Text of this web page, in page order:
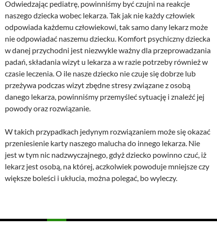
Odwiedzając pediatrę, powinniśmy być czujni na reakcje
naszego dziecka wobec lekarza. Tak jak nie każdy człowiek
odpowiada każdemu człowiekowi, tak samo dany lekarz może
nie odpowiadać naszemu dziecku. Komfort psychiczny dziecka
w danej przychodni jest niezwykle ważny dla przeprowadzania
padań, składania wizyt u lekarza a w razie potrzeby również w
czasie leczenia. O ile nasze dziecko nie czuje się dobrze lub
przeżywa podczas wizyt zbędne stresy związane z osobą
danego lekarza, powinniśmy przemyśleć sytuację i znaleźć jej
powody oraz rozwiązanie.
W takich przypadkach jedynym rozwiązaniem może się okazać
przeniesienie karty naszego malucha do innego lekarza. Nie
jest w tym nic nadzwyczajnego, gdyż dziecko powinno czuć, iż
lekarz jest osobą, na której, aczkolwiek powoduje mniejsze czy
większe boleści i ukłucia, można polegać, bo wyleczy.